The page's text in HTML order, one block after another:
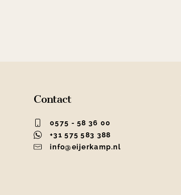
Contact
0575 - 58 36 00
+31 575 583 388
info@eijerkamp.nl